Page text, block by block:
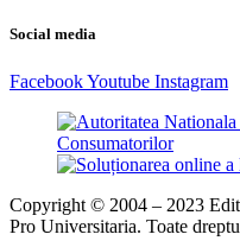
Social media
FacebookYoutube Instagram
Copyright © 2004 – 2023
Pro Universitaria. Toate